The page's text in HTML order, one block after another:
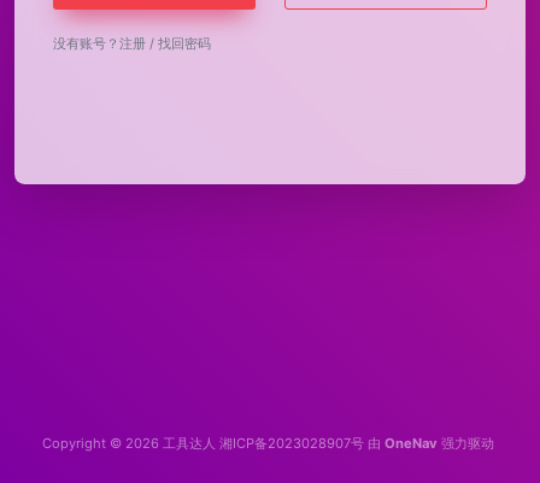
没有账号？ 注册 / 找回密码
Copyright © 2026 工具达人 湘ICP备2023028907号 由 OneNav 强力驱动